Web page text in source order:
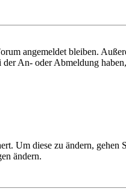
angemeldet bleiben.
An- oder Abmeldung
Um diese zu ändern,
ändern.